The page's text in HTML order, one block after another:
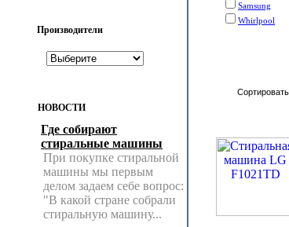
Производители
НОВОСТИ
Где собирают
стиральные машины
При покупке стиральной
машины мы первым
делом задаем себе вопрос:
"В какой стране собрали
стиральную машину...
Samsung
Whirlpool